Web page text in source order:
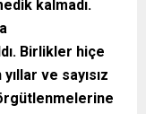
kalmadı.
Birlikler hiçe
ve sayısız